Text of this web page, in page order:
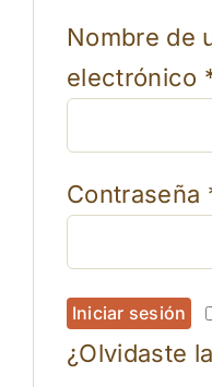
Nombre de
electrónico
Contraseña
Iniciar sesión
¿Olvidaste